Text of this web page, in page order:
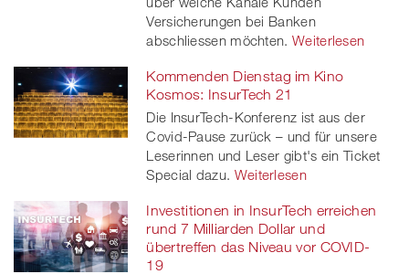
Versicherungen bei Banken
abschliessen möchten. Weiterlesen
Kommenden Dienstag im Kino
Kosmos: InsurTech 21
Die InsurTech-Konferenz ist aus der
Covid-Pause zurück – und für unsere
Leserinnen und Leser gibt's ein Ticket
Special dazu. Weiterlesen
Investitionen in InsurTech erreichen
rund 7 Milliarden Dollar und
übertreffen das Niveau vor COVID-
19